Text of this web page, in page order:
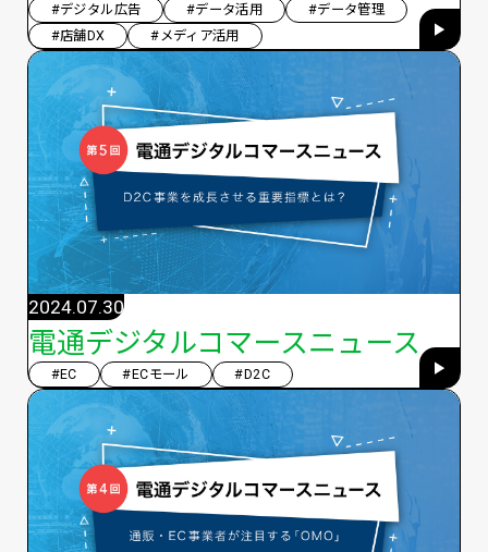
#デジタル広告
#データ活用
#データ管理
#店舗DX
#メディア活用
電通デジタルコマースニュース
2024.07.30
#EC #ECモール #D2C